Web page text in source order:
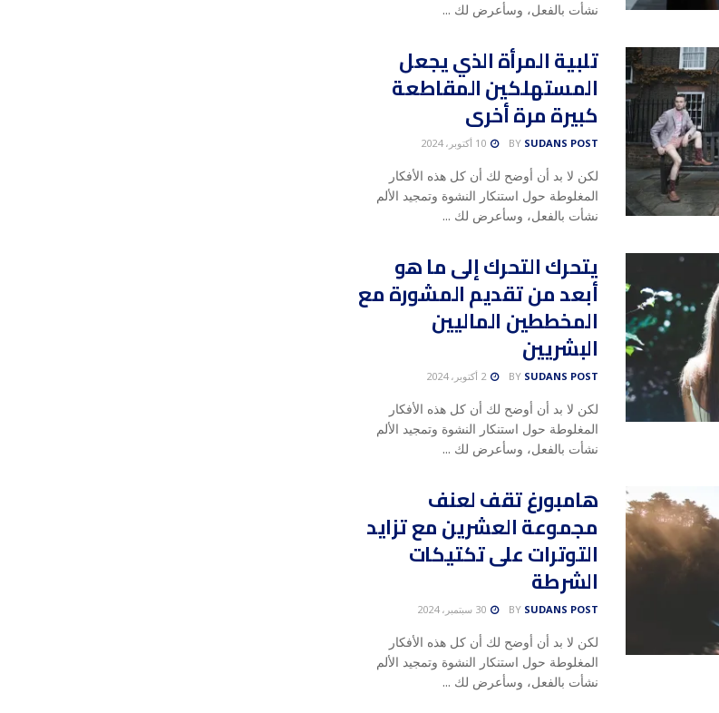
نشأت بالفعل، وسأعرض لك ...
تلبية المرأة الذي يجعل
المستهلكين المقاطعة
كبيرة مرة أخرى
BY SUDANS POST 10 أكتوبر، 2024
لكن لا بد أن أوضح لك أن كل هذه الأفكار
المغلوطة حول استنكار النشوة وتمجيد الألم
نشأت بالفعل، وسأعرض لك ...
يتحرك التحرك إلى ما هو
أبعد من تقديم المشورة مع
المخططين الماليين
البشريين
BY SUDANS POST 2 أكتوبر، 2024
لكن لا بد أن أوضح لك أن كل هذه الأفكار
المغلوطة حول استنكار النشوة وتمجيد الألم
نشأت بالفعل، وسأعرض لك ...
هامبورغ تقف لعنف
مجموعة العشرين مع تزايد
التوترات على تكتيكات
الشرطة
BY SUDANS POST 30 سبتمبر، 2024
لكن لا بد أن أوضح لك أن كل هذه الأفكار
المغلوطة حول استنكار النشوة وتمجيد الألم
نشأت بالفعل، وسأعرض لك ...